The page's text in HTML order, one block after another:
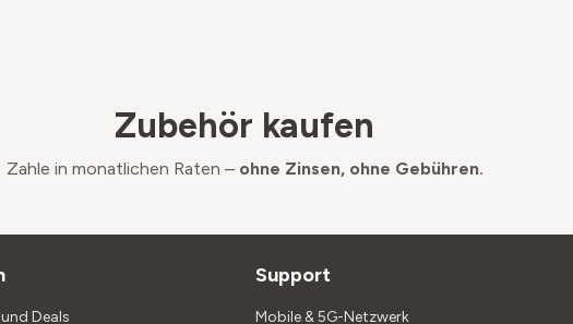
Zubehör kaufen
Zahle in monatlichen Raten –ohne Zinsen, ohne Gebühren.
Deals
Support
Mobile & 5G-Netzwerk